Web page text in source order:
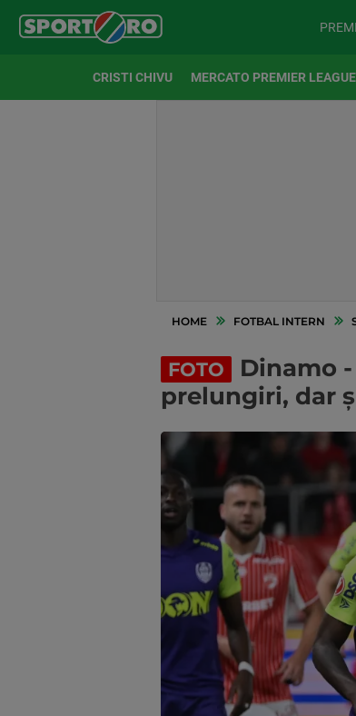
CRISTI CHIVU MERCATO PREMIER LEAGUE
HOME FOTBAL INTERN
FOTO
Dinamo
prelungiri, dar